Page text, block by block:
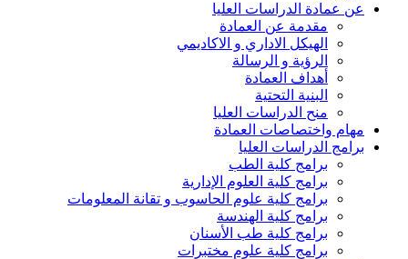
عن عمادة الدراسات العليا
مقدمة عن العمادة
الهيكل الاداري و الاكاديمي
الرؤية و الرسالة
أهداف العمادة
البنية التحتية
منح الدراسات العليا
مهام واختصاصات العمادة
برامج الدراسات العليا
برامج كلية الطب
برامج كلية العلوم الإدارية
برامج كلية علوم الحاسوب و تقانة المعلومات
برامج كلية الهندسة
برامج كلية طب الأسنان
برامج كلية علوم مختبرات